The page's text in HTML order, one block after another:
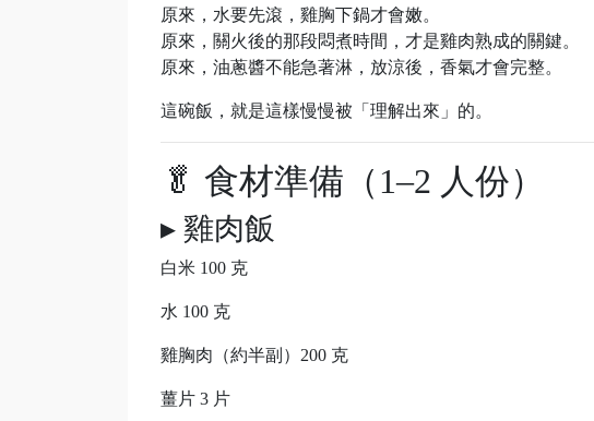
原來，水要先滾，雞胸下鍋才會嫩。
原來，關火後的那段悶煮時間，才是雞肉熟成的關鍵。
原來，油蔥醬不能急著淋，放涼後，香氣才會完整。
這碗飯，就是這樣慢慢被「理解出來」的。
🥬 食材準備（1–2 人份）
▸ 雞肉飯
白米 100 克
水 100 克
雞胸肉（約半副）200 克
薑片 3 片